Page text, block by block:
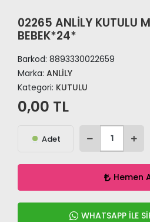
02265 ANLİLY KUTULU
BEBEK*24*
Barkod: 8893330022659
Marka: ANLİLY
Kategori: KUTULU
0,00 TL
Adet
Hemen
WHATSAPP İLE